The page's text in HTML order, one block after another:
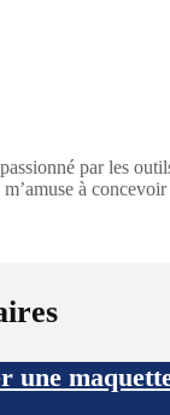
par les
à concevoir
une